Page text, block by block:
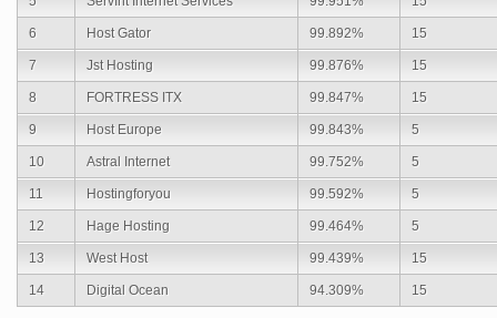
6 Host Gator 99.892% 15
7 Jst Hosting 99.876% 15
8 FORTRESS ITX 99.847% 15
9 Host Europe 99.843% 5
10 Astral Internet 99.752% 5
11 Hostingforyou 99.592% 5
12 Hage Hosting 99.464% 5
13 West Host 99.439% 15
14 Digital Ocean 94.309% 15